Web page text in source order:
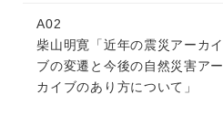
A02
柴山明寛「近年の震災アーカイ
ブの変遷と今後の自然災害アー
カイブのあり方について」